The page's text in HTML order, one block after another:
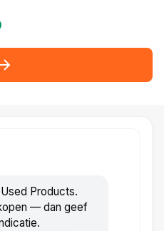
Products.
— dan geef